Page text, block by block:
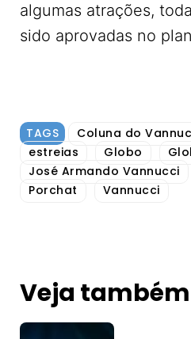
algumas atrações,
sido aprovadas no
TAGS Coluna do
estreias
Globo
José Armando Vannucci
Porchat
Vannucci
Veja também